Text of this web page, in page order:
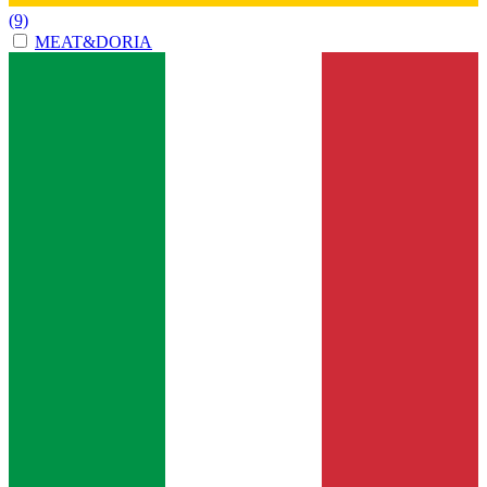
(9)
MEAT&DORIA